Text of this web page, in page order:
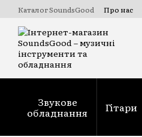
Перейти до основного вмісту
Каталог SoundsGood Про нас
Звукове
обладнання Гітари